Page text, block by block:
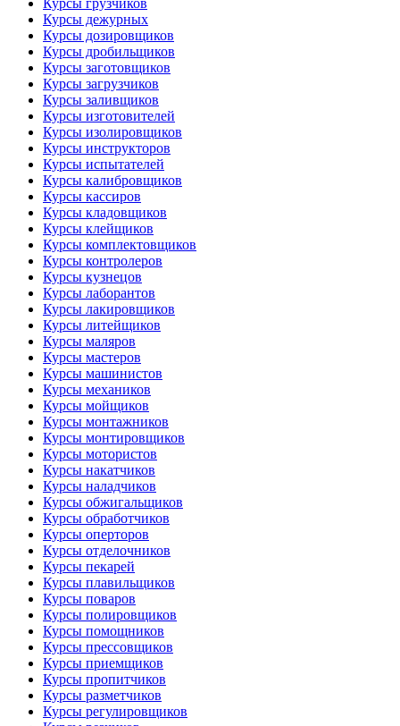
Курсы грузчиков
Курсы дежурных
Курсы дозировщиков
Курсы дробильщиков
Курсы заготовщиков
Курсы загрузчиков
Курсы заливщиков
Курсы изготовителей
Курсы изолировщиков
Курсы инструкторов
Курсы испытателей
Курсы калибровщиков
Курсы кассиров
Курсы кладовщиков
Курсы клейщиков
Курсы комплектовщиков
Курсы контролеров
Курсы кузнецов
Курсы лаборантов
Курсы лакировщиков
Курсы литейщиков
Курсы маляров
Курсы мастеров
Курсы машинистов
Курсы механиков
Курсы мойщиков
Курсы монтажников
Курсы монтировщиков
Курсы мотористов
Курсы накатчиков
Курсы наладчиков
Курсы обжигальщиков
Курсы обработчиков
Курсы оперторов
Курсы отделочников
Курсы пекарей
Курсы плавильщиков
Курсы поваров
Курсы полировщиков
Курсы помощников
Курсы прессовщиков
Курсы приемщиков
Курсы пропитчиков
Курсы разметчиков
Курсы регулировщиков